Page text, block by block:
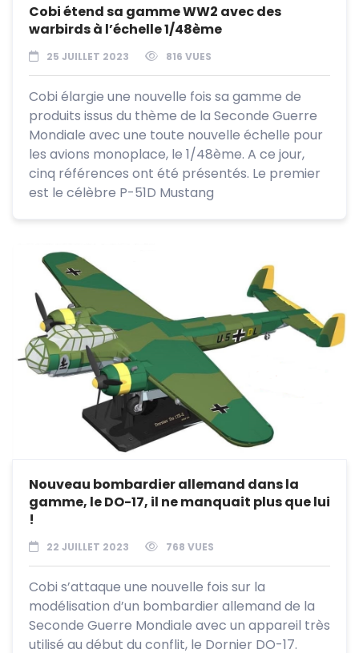
Cobi étend sa gamme WW2 avec des
warbirds à l’échelle 1/48ème
25 JUILLET 2023 816 VUES
Cobi élargie une nouvelle fois sa gamme de
produits issus du thème de la Seconde Guerre
Mondiale avec une toute nouvelle échelle pour
les avions monoplace, le 1/48ème. A ce jour,
cinq références ont été présentés. Le premier
est le célèbre P-51D Mustang
Nouveau bombardier allemand dans la
gamme, le DO-17, il ne manquait plus que lui
!
22 JUILLET 2023 768 VUES
Cobi s’attaque une nouvelle fois sur la
modélisation d’un bombardier allemand de la
Seconde Guerre Mondiale avec un appareil très
utilisé au début du conflit, le Dornier DO-17.